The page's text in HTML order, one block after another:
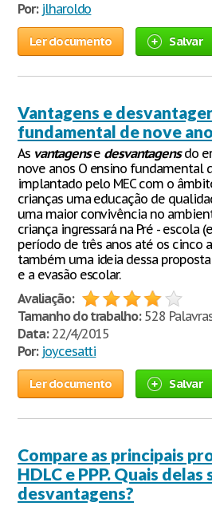
Por: jlharoldo
Ler documento Salvar
Vantagens e
fundamental de nove
As vantagense desvantagensdo
nove anos O ensino fundamental
implantado pelo MEC com o
crianças uma educação de
uma maior convivência no
criança ingressará na Pré - escola
período de três anos até os cinco
também uma ideia dessa
e a evasão escolar.
Avaliação:
Tamanho do trabalho:528
Data:22/4/2015
Por: joycesatti
Ler documento Salvar
Compare as principais
HDLC e PPP. Quais
desvantagens?